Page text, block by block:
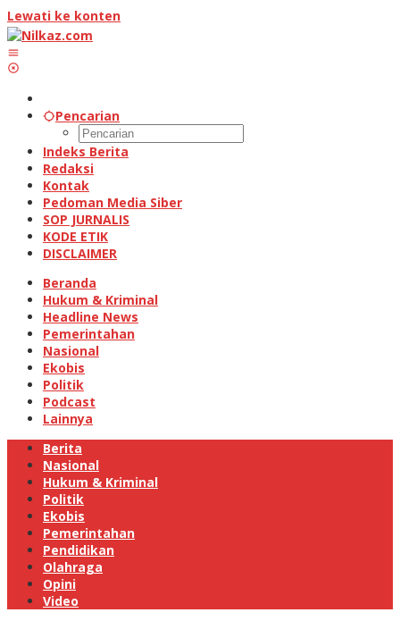
Lewati ke konten
Pencarian
Indeks Berita
Redaksi
Kontak
Pedoman Media Siber
SOP JURNALIS
KODE ETIK
DISCLAIMER
Beranda
Hukum & Kriminal
Headline News
Pemerintahan
Nasional
Ekobis
Politik
Podcast
Lainnya
Berita
Nasional
Hukum & Kriminal
Politik
Ekobis
Pemerintahan
Pendidikan
Olahraga
Opini
Video